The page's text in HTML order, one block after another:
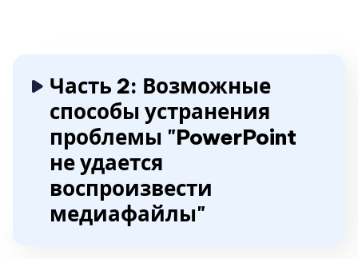
Часть 2: Возможные
способы устранения
проблемы "PowerPoint
не удается
воспроизвести
медиафайлы"